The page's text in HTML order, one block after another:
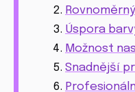
Úspora
Možnost
Snadnější